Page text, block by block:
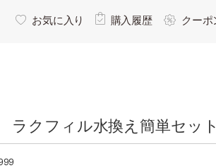
お気に入り 購入履歴 クーポ
ラクフィル水換え簡単セッ